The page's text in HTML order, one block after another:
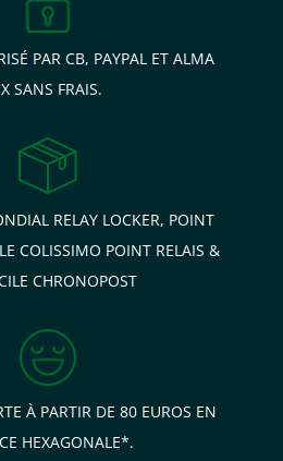
PAR CB, PAYPAL ET ALMA
SANS FRAIS.
RELAY LOCKER, POINT
COLISSIMO POINT RELAIS &
CHRONOPOST
À PARTIR DE 80 EUROS EN
HEXAGONALE*.